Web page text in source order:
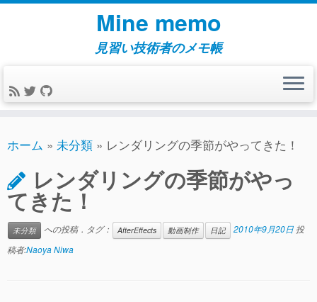
コ
ン
ツ
へ
キ
プ
Mine memo
見習い技術者のメモ帳
ホーム » 未分類 » レンダリングの季節がやってきた！
レンダリングの季節がやっ
てきた！
未分類 への投稿．タグ： AfterEffects 動画制作 日記 2010年9月20日 投
稿者:Naoya Niwa